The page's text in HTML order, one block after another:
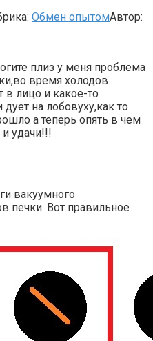
Обмен опытомАвтор:
плиз у меня проблема
время холодов
в лицо и какое-то
на лобовуху,как то
а теперь опять в чем
удачи!!!
вакуумного
печки. Вот правильное